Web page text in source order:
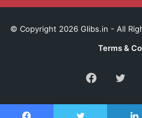
© Copyright 2026 Glibs.in - All
Terms &